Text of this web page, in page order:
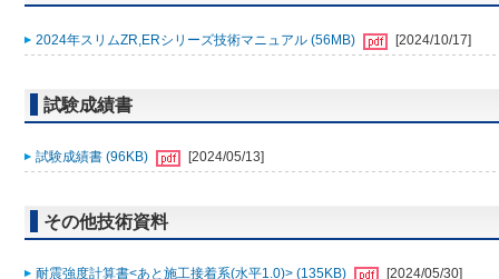
2024年スリムZR,ERシリーズ技術マニュアル (56MB) [2024/10/17]
試験成績書
試験成績書 (96KB) [2024/05/13]
その他技術資料
耐震強度計算書<あと施工接着系(水平1.0)> (135KB)
[2024/05/30]